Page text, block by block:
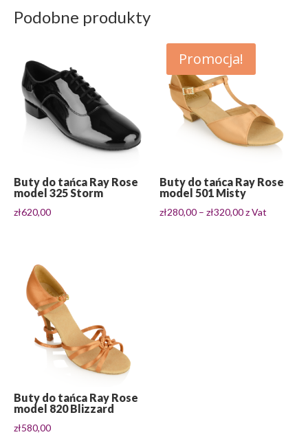
Podobne produkty
Buty do tańca Ray Rose
model 325 Storm
zł620,00
Promocja!
Buty do tańca Ray Rose
model 501 Misty
zł280,00 – zł320,00Zakres
z Vat
Buty do tańca Ray Rose
model 820 Blizzard
zł580,00